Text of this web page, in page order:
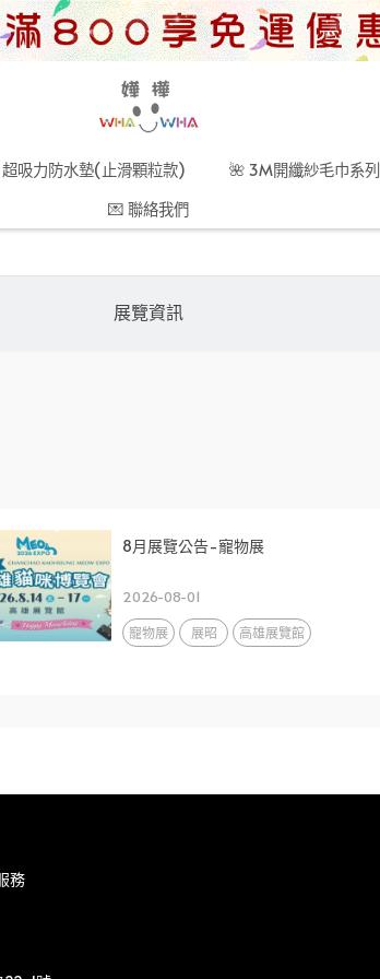
吸力防水墊(止滑顆粒款) 🌺 3M開纖紗毛巾系列
💌 聯絡我們
展覽資訊
8月展覽公告-寵物展
2026-08-01
寵物展 展昭 高雄展覽館
務